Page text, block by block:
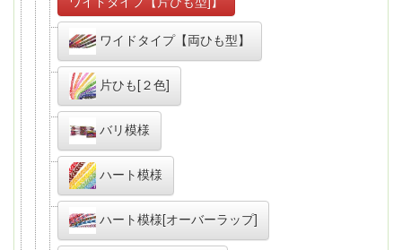
ワイドタイプ【両ひも型】
片ひも[２色]
バリ模様
ハート模様
ハート模様[オーバーラップ]